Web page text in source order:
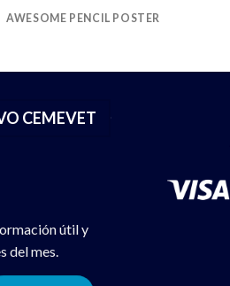
AWESOME PENCIL POSTER
CEMEVET
útil y
del mes.